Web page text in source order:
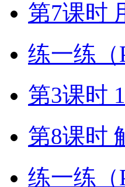
第7课时
练一练（
第3课时
第8课时
练一练（